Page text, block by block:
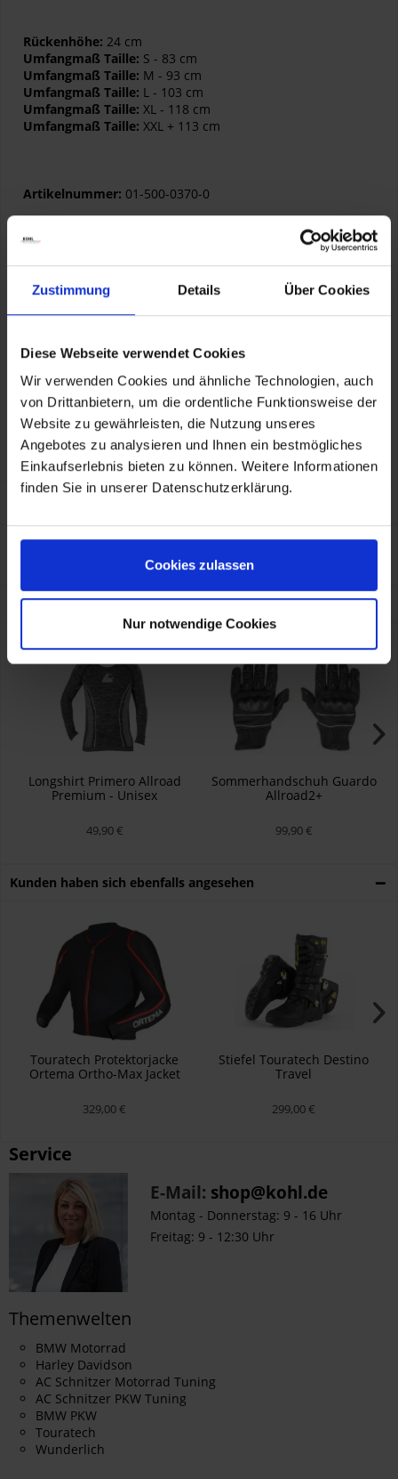
Zustimmung Details Über Cookies
Diese Webseite verwendet Cookies
Wir verwenden Cookies und ähnliche Technologien, auch
von Drittanbietern, um die ordentliche Funktionsweise der
Website zu gewährleisten, die Nutzung unseres
Angebotes zu analysieren und Ihnen ein bestmögliches
Einkaufserlebnis bieten zu können. Weitere Informationen
finden Sie in unserer Datenschutzerklärung.
Cookies zulassen
Nur notwendige Cookies
Rückenhöhe: 24 cm
Umfangmaß Taille: S - 83 cm
Umfangmaß Taille: M - 93 cm
Umfangmaß Taille: L - 103 cm
Umfangmaß Taille: XL - 118 cm
Umfangmaß Taille: XXL + 113 cm
Artikelnummer: 01-500-0370-0
Herstellerinformationen
Auf dem Zimmermann 7-9, Niedereschach, DE, 78078
KOHL automobile GmbH eCom
TOURATECH GmbH
Auf dem Zimmermann 7-9, Niedereschach, DE, 78078
info@touratech.de
Größentabelle
Eigenschaften
Eigenschaften aufklappen
Kunden kauften auch
Longshirt Primero Allroad
Premium - Unisex
49,90 €
Sommerhandschuh Guardo
Allroad2+
99,90 €
Kunden haben sich ebenfalls angesehen
Touratech Protektorjacke
Ortema Ortho-Max Jacket
329,00 €
Stiefel Touratech Destino
Travel
299,00 €
Service
E-Mail: shop@kohl.de
Montag - Donnerstag: 9 - 16 Uhr
Freitag: 9 - 12:30 Uhr
Themenwelten
BMW Motorrad
Harley Davidson
AC Schnitzer Motorrad Tuning
AC Schnitzer PKW Tuning
BMW PKW
Touratech
Wunderlich